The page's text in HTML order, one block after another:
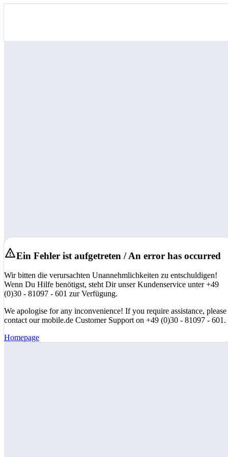
Ein Fehler ist aufgetreten / An error has occurred
Wir bitten die verursachten Unannehmlichkeiten zu entschuldigen!
Wenn Du Hilfe benötigst, steht Dir unser Kundenservice unter +49
(0)30 - 81097 - 601 zur Verfügung.
We apologise for any inconvenience! If you require assistance, please
contact our mobile.de Customer Support on +49 (0)30 - 81097 - 601.
Homepage